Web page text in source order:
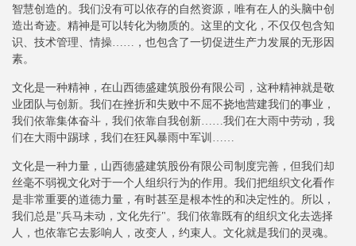
智慧创造的。我们没有可以依存的自然资源，唯有在人的头脑中创
造出奇迹。精神是可以转化为物质的。这里的文化，不仅仅包含知
识、技术管理、情操……，也包含了一切促进生产力发展的无形因
素。
文化是一种精神，在山西德盛建筑股份有限公司，这种精神就是敬
业团队与创新。我们在挫折和失败中不屈不挠地营建我们的事业，
我们依靠集体奋斗，我们依靠自我创新……我们在大雨中劳动，我
们在大雨中踢球，我们在狂风暴雨中军训……
文化是一种力量，山西德盛建筑股份有限公司制度完善，但我们却
丝毫不弱视文化对于一个人组织行为的作用。我们把组织文化看作
是非常重要的道德力量，有时甚至是根本性的和决定性的。所以，
我们总是"兵马未动，文化先行"。我们依靠既有的组织文化去选择
人，也依靠它去影响人，改变人，约束人。文化就是我们的灵魂。